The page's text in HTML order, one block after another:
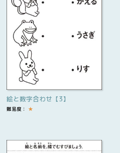
絵と数字合わせ【3】
難易度： ★